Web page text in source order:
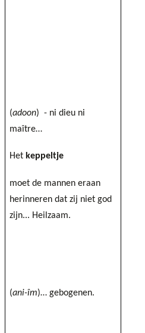
(adoon) - ni dieu ni
maître…
Hetkeppeltje
moet de mannen eraan
herinneren dat zij niet god
zijn... Heilzaam.
(ani-îm)… gebogenen.